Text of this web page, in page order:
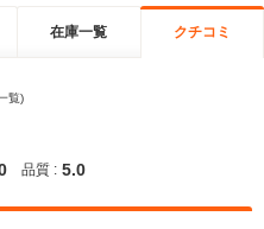
在庫一覧 クチコミ
覧)
品質 : 5.0